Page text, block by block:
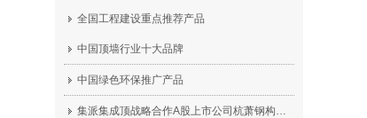
全国工程建设重点推荐产品
中国顶墙行业十大品牌
中国绿色环保推广产品
集派集成顶战略合作A股上市公司杭萧钢构（600477）集派全屋定制顶墙展厅完工!